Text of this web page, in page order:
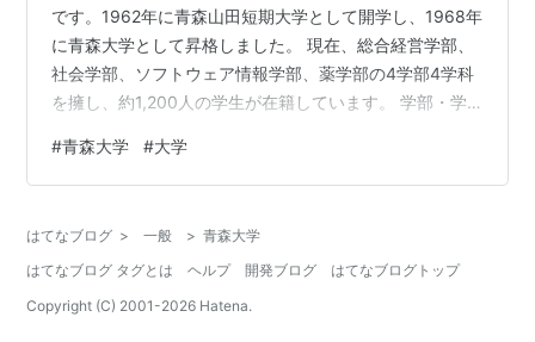
です。1962年に青森山田短期大学として開学し、1968年
に青森大学として昇格しました。 現在、総合経営学部、
社会学部、ソフトウェア情報学部、薬学部の4学部4学科
を擁し、約1,200人の学生が在籍しています。 学部・学
祉学科 ソフトウェア情報学部 ソフトウェア情報学科 薬
学部 薬学科 キャンパス 青森大学には、青森市とむつ市
畑） 総合経営学部、社会学部、ソフトウェア情報学部 む
つキャンパス（むつ市金谷） 薬学部 教育・研究 青森大
学は、…
#青森大学 #大学
はてなブログ > 一般 > 青森大学
はてなブログ タグとは
ヘルプ 開発ブログ
はてなブログトップ
Copyright (C) 2001-2026 Hatena.